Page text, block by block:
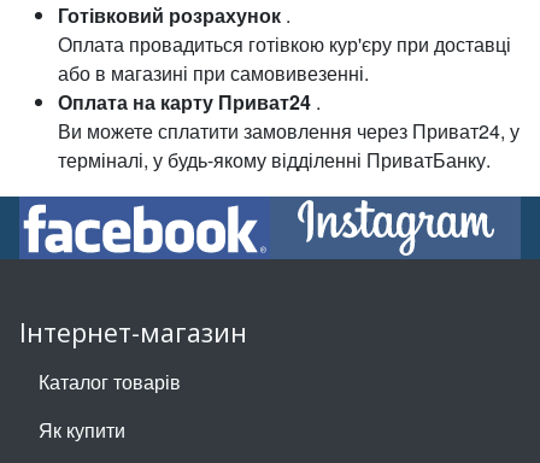
Готівковий розрахунок .
Оплата провадиться готівкою кур'єру при доставці
або в магазині при самовивезенні.
Оплата на карту Приват24 .
Ви можете сплатити замовлення через Приват24, у
терміналі, у будь-якому відділенні ПриватБанку.
Інтернет-магазин
Каталог товарів
Як купити